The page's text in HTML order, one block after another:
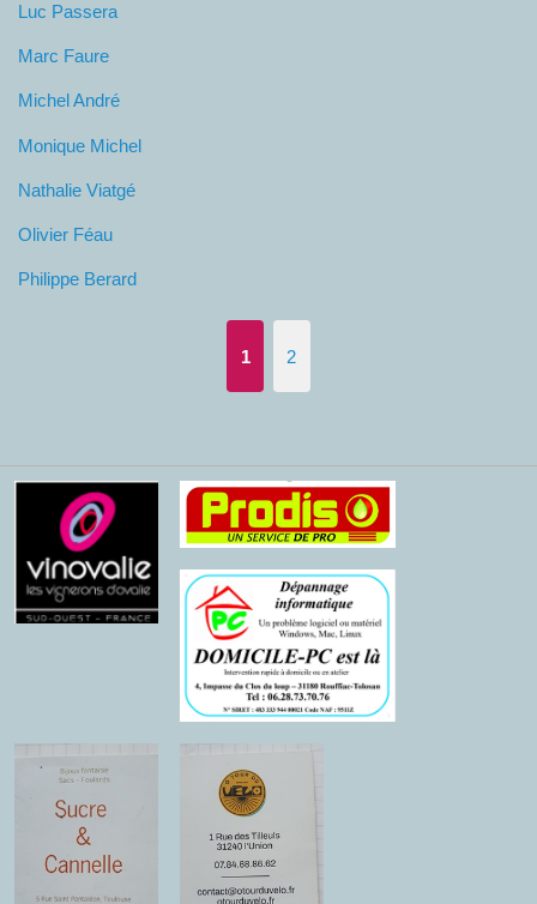
Luc Passera
Marc Faure
Michel André
Monique Michel
Nathalie Viatgé
Olivier Féau
Philippe Berard
1 2